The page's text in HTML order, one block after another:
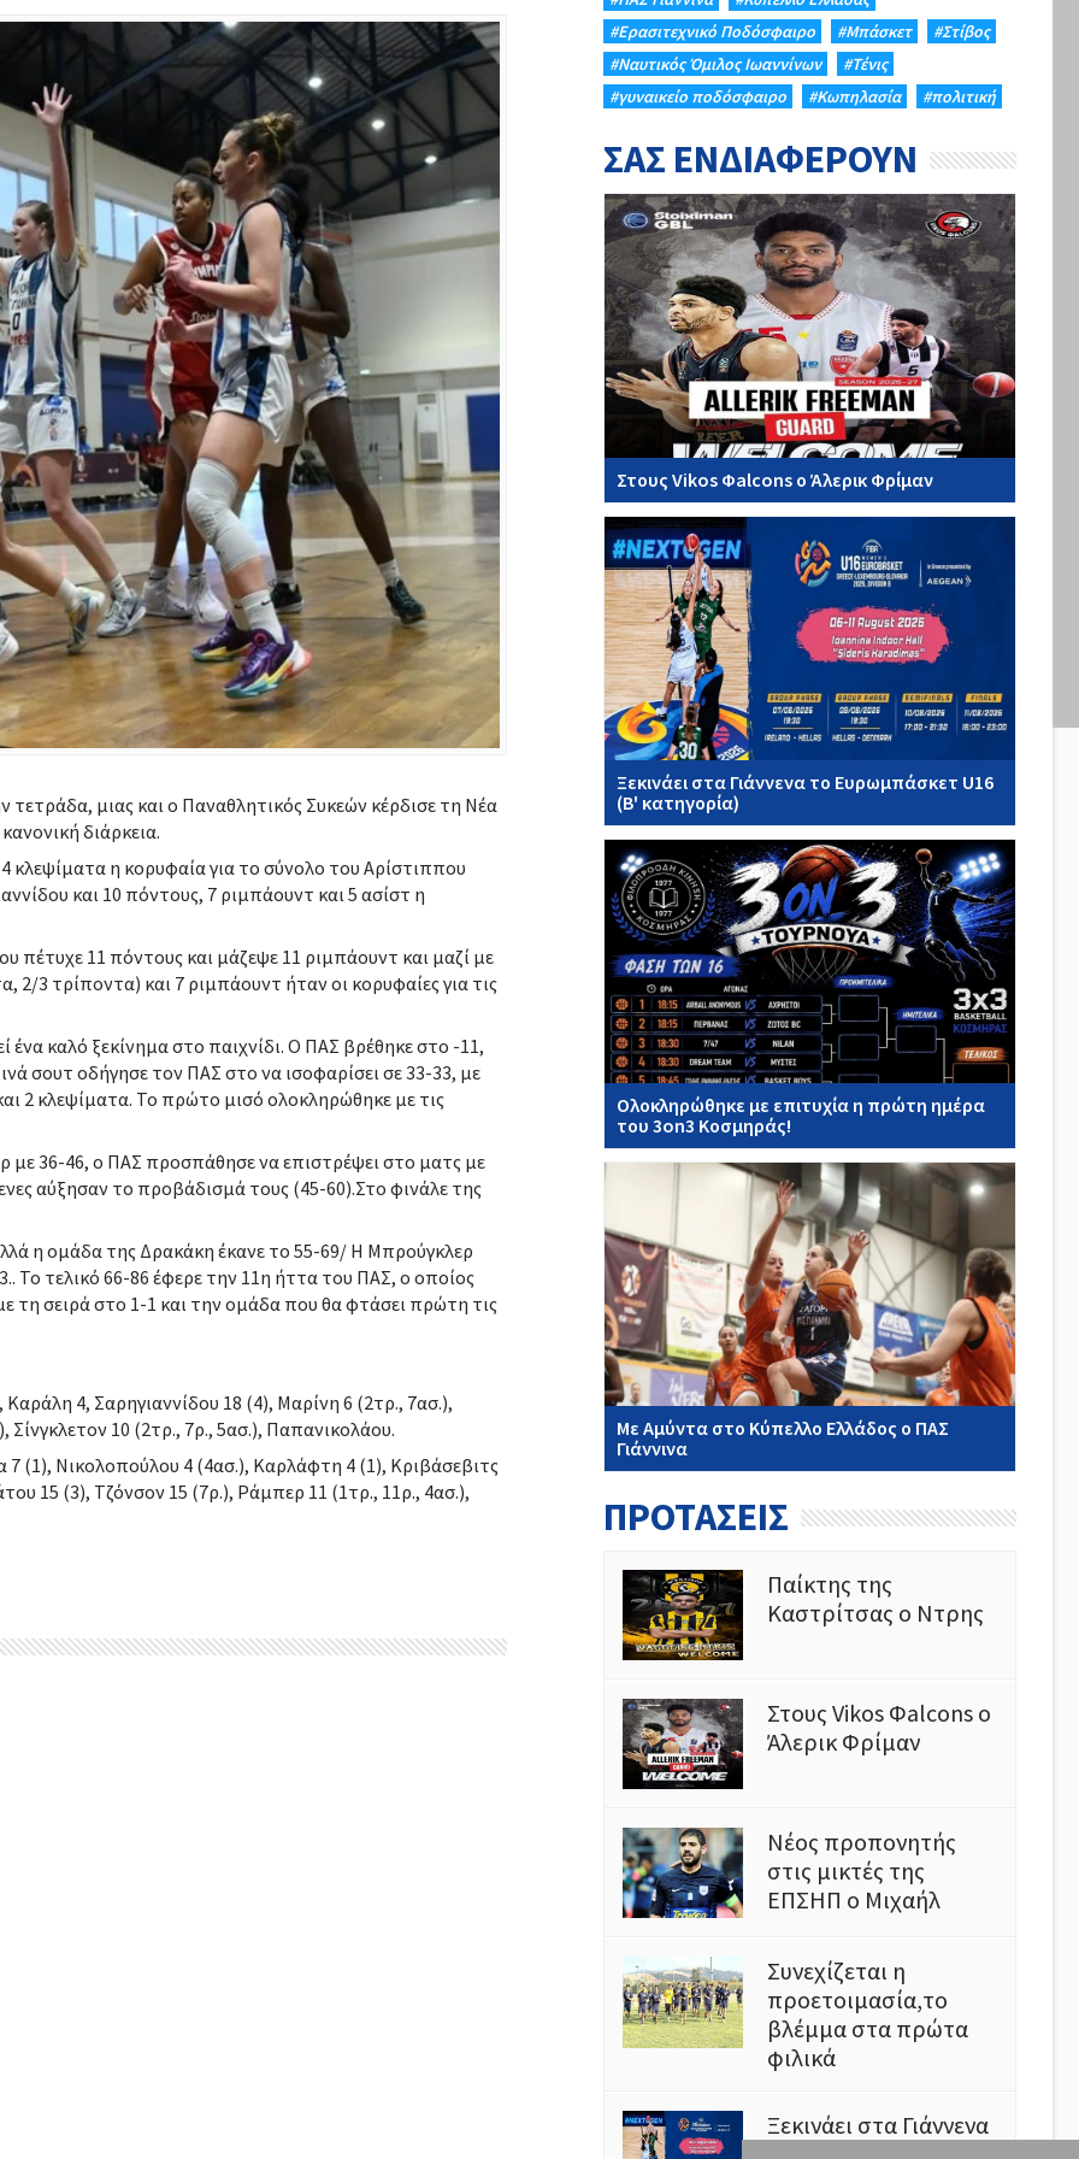
τετράδα, μιας και ο Παναθλητικός Συκεών κέρδισε τη Νέα
διάρκεια.
η κορυφαία για το σύνολο του Αρίστιππου
και 10 πόντους, 7 ριμπάουντ και 5 ασίστ η
11 πόντους και μάζεψε 11 ριμπάουντ και μαζί με
2/3 τρίποντα) και 7 ριμπάουντ ήταν οι κορυφαίες για τις
καλό ξεκίνημα στο παιχνίδι. Ο ΠΑΣ βρέθηκε στο -11,
σουτ οδήγησε τον ΠΑΣ στο να ισοφαρίσει σε 33-33, με
2 κλεψίματα. Το πρώτο μισό ολοκληρώθηκε με τις
με 36-46, ο ΠΑΣ προσπάθησε να επιστρέψει στο ματς με
αύξησαν το προβάδισμά τους (45-60).Στο φινάλε της
η ομάδα της Δρακάκη έκανε το 55-69/ Η Μπρούγκλερ
Το τελικό 66-86 έφερε την 11η ήττα του ΠΑΣ, ο οποίος
τη σειρά στο 1-1 και την ομάδα που θα φτάσει πρώτη τις
4, Σαρηγιαννίδου 18 (4), Μαρίνη 6 (2τρ., 7ασ.),
10 (2τρ., 7ρ., 5ασ.), Παπανικολάου.
(1), Νικολοπούλου 4 (4ασ.), Καρλάφτη 4 (1), Κριβάσεβιτς
15 (3), Τζόνσον 15 (7ρ.), Ράμπερ 11 (1τρ., 11ρ., 4ασ.),
#Eρασιτεχνικό Ποδόσφαιρο
#Μπάσκετ
#Στίβος
#Ναυτικός Όμιλος Ιωαννίνων
#Τένις
#γυναικείο ποδόσφαιρο
#Κωπηλασία #πολιτική
ΣΑΣ ΕΝΔΙΑΦΕΡΟΥΝ
Στους Vikos Φalcons ο Άλερικ Φρίμαν
Ξεκινάει στα Γιάννενα το Ευρωμπάσκετ U16
(Β' κατηγορία)
Ολοκληρώθηκε με επιτυχία η πρώτη ημέρα
του 3on3 Κοσμηράς!
Με Αμύντα στο Κύπελλο Ελλάδος ο ΠΑΣ
Γιάννινα
ΠΡΟΤΑΣΕΙΣ
Παίκτης της
Καστρίτσας ο Ντρης
Στους Vikos Φalcons ο
Άλερικ Φρίμαν
Νέος προπονητής
στις μικτές της
ΕΠΣΗΠ ο Μιχαήλ
Συνεχίζεται η
προετοιμασία,το
βλέμμα στα πρώτα
φιλικά
Ξεκινάει στα Γιάννενα